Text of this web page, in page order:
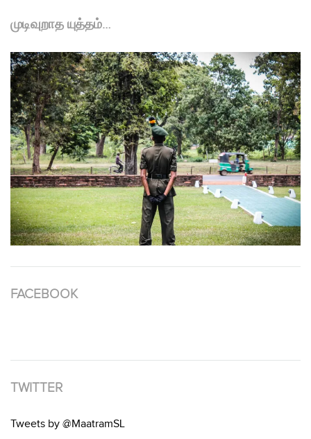
முடிவுறாத யுத்தம்…
FACEBOOK
TWITTER
Tweets by @MaatramSL